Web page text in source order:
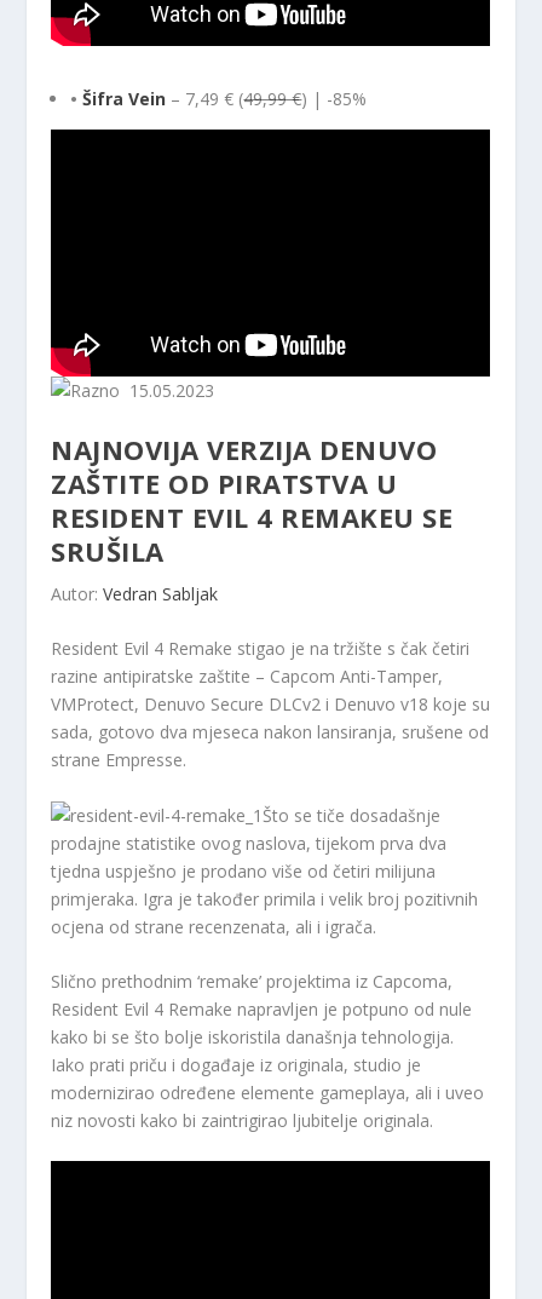
• Šifra Vein – 7,49 € (49,99 €) | -85%
15.05.2023
NAJNOVIJA VERZIJA DENUVO
ZAŠTITE OD PIRATSTVA U
RESIDENT EVIL 4 REMAKEU SE
SRUŠILA
Autor:Vedran Sabljak
Resident Evil 4 Remake stigao je na tržište s čak četiri
razine antipiratske zaštite – Capcom Anti-Tamper,
VMProtect, Denuvo Secure DLCv2 i Denuvo v18 koje su
sada, gotovo dva mjeseca nakon lansiranja, srušene od
strane Empresse.
Što se tiče dosadašnje
prodajne statistike ovog naslova, tijekom prva dva
tjedna uspješno je prodano više od četiri milijuna
primjeraka. Igra je također primila i velik broj pozitivnih
ocjena od strane recenzenata, ali i igrača.
Slično prethodnim ‘remake’ projektima iz Capcoma,
Resident Evil 4 Remake napravljen je potpuno od nule
kako bi se što bolje iskoristila današnja tehnologija.
Iako prati priču i događaje iz originala, studio je
modernizirao određene elemente gameplaya, ali i uveo
niz novosti kako bi zaintrigirao ljubitelje originala.